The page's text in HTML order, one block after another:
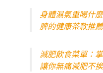
身體濕氣重喝什
脾的健康茶款推薦
減肥飲食菜單：
讓你無痛減肥不